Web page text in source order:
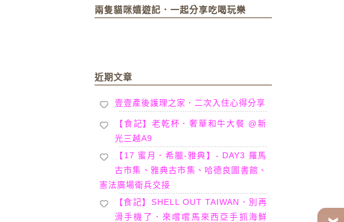
兩隻貓咪嬉遊記．一起分享吃喝玩樂
近期文章
壹壹產後護理之家．二次入住心得分享
【食記】老乾杯．奢華和牛大餐 @新
光三越A9
【17 蜜月．希臘-雅典】- DAY3 羅馬
古市集、雅典古市集、哈德良圖書館、
憲法廣場衛兵交接
【食記】SHELL OUT TAIWAN．別再
滑手機了．來嚐嚐馬來西亞手抓海鮮